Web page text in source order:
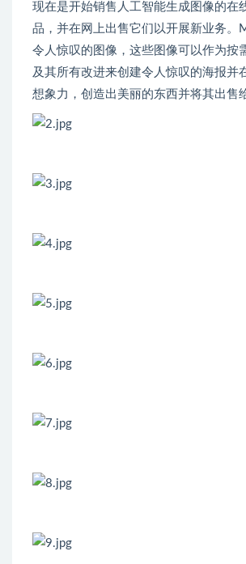
现在是开始销售人工智能生成图像的在
品，并在网上出售它们以开展新业务
令人惊叹的图像，这些图像可以作为按
及其所有改进来创建令人惊叹的海报
想象力，创造出美丽的东西并将其出售